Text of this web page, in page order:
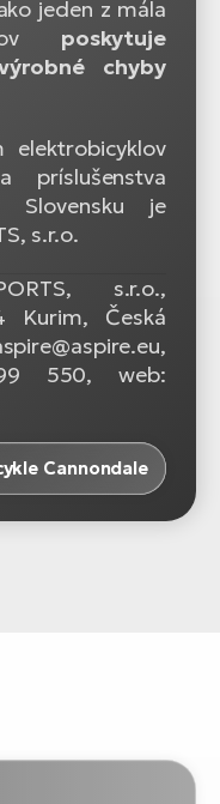
jeden z mála
poskytuje
chyby
elektrobicyklov
príslušenstva
je
s.r.o.
s.r.o.,
Kurim, Česká
550, web:
Cannondale